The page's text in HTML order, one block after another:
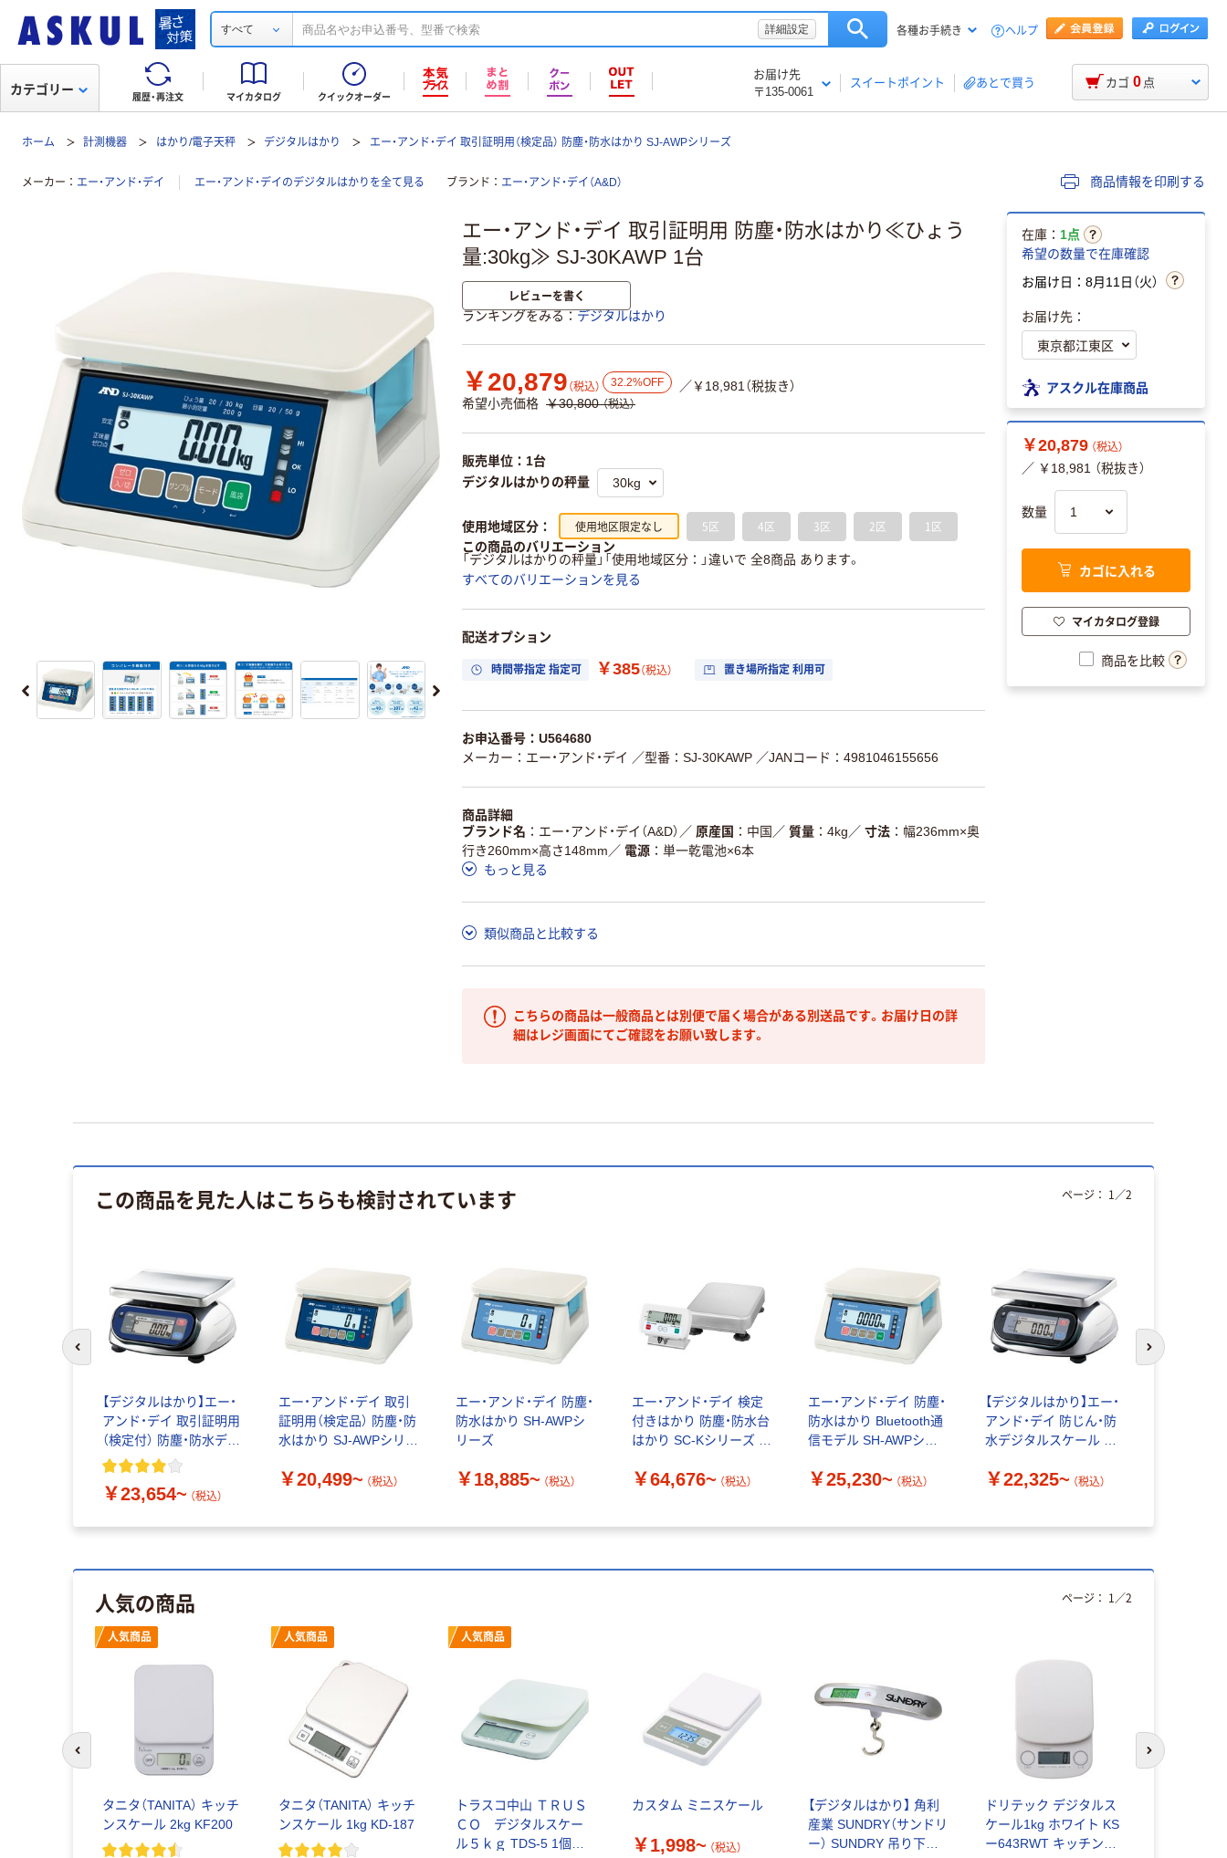
すべて 詳細設定 各種お手続き ヘルプ
履歴・再注文 マイカタログ クイックオーダー
お届け先
〒135-0061
スイートポイント あとで買う
カテゴリー カゴ 0 点
ホーム 計測機器 はかり/電子天秤 デジタルはかり エー・アンド・デイ 取引証明用（検定品） 防塵・防水はかり SJ-AWPシリーズ
メーカー エー・アンド・デイ エー・アンド・デイのデジタルはかりを全て見る ブランド エー・アンド・デイ（A&D） 商品情報を印刷する
エー・アンド・デイ 取引証明用 防塵・防水はかり≪ひょう
量:30kg≫ SJ-30KAWP 1台
レビューを書く
ランキングをみる デジタルはかり
￥20,879 （税込） 32.2%OFF
／￥18,981（税抜き）
希望小売価格 ￥30,800 （税込）
販売単位：1台
デジタルはかりの秤量
使用地域区分： 使用地区限定なし 5区 4区 3区 2区 1区
この商品のバリエーション
「デジタルはかりの秤量」「使用地域区分：」違いで 全8商品 あります。
すべてのバリエーションを見る
配送オプション
時間帯指定 指定可 ￥385（税込） 置き場所指定 利用可
お申込番号：U564680
メーカー：エー・アンド・デイ ／型番：SJ-30KAWP ／JANコード：4981046155656
商品詳細
ブランド名
エー・アンド・デイ（A&D） ／ 原産国 中国 ／ 質量 4kg ／ 寸法
幅236mm×奥
行き260mm×高さ148mm ／ 電源
単一乾電池×6本
もっと見る
類似商品と比較する
こちらの商品は一般商品とは別便で届く場合がある別送品です。お届け日の詳
細はレジ画面にてご確認をお願い致します。
在庫： 1点
希望の数量で在庫確認
お届け日：8月11日（火）
お届け先：
アスクル在庫商品
￥20,879 （税込）
／ ￥18,981 （税抜き）
数量
カゴに入れる
マイカタログ登録
商品を比較
この商品を見た人はこちらも検討されています
【デジタルはかり】エー・
アンド・デイ 取引証明用
（検定付） 防塵・防水デジ
タルはかり SK-iWP
￥23,654~ （税込）
エー・アンド・デイ 取引
証明用（検定品） 防塵・防
水はかり SJ-AWPシリー
￥20,499~ （税込）
エー・アンド・デイ 防塵・
防水はかり SH-AWPシ
リーズ
￥18,885~ （税込）
エー・アンド・デイ 検定
付きはかり 防塵・防水台
はかり SC-Kシリーズ ひ
￥64,676~ （税込）
エー・アンド・デイ 防塵・
防水はかり Bluetooth通
信モデル SH-AWPシリ
￥25,230~ （税込）
【デジタルはかり】エー・
アンド・デイ 防じん・防
水デジタルスケール ウ
￥22,325~ （税込）
ページ： 1 ／2
前のスライドへ 次のスライド
人気の商品
人気商品
タニタ（TANITA） キッチ
ンスケール 2kg KF200
人気商品
タニタ（TANITA） キッチ
ンスケール 1kg KD-187
人気商品
トラスコ中山 ＴＲＵＳ
ＣＯ デジタルスケー
ル５ｋｇ TDS-5 1個
カスタム ミニスケール
￥1,998~ （税込）
【デジタルはかり】 角利
産業 SUNDRY（サンドリ
ー） SUNDRY 吊り下げ
ドリテック デジタルス
ケール1kg ホワイト KS
ー643RWT キッチンス
ページ： 1 ／2
前のスライドへ 次のスライド